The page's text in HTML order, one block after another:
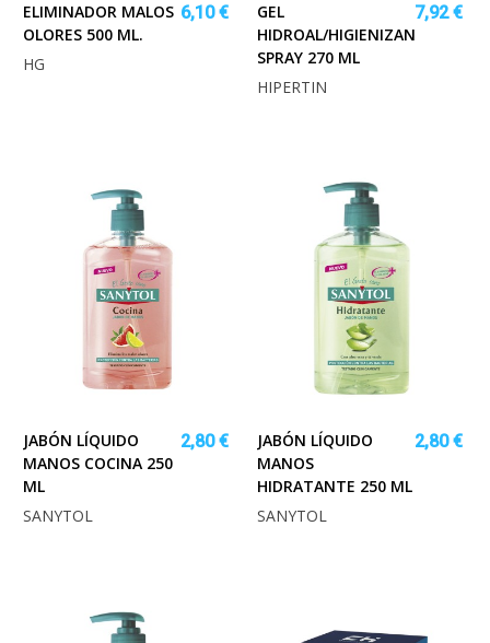
ELIMINADOR MALOS
OLORES 500 ML.
6,10 €
HG
GEL
HIDROAL/HIGIENIZANTE
SPRAY 270 ML
7,92 €
HIPERTIN
JABÓN LÍQUIDO
MANOS COCINA 250
ML
2,80 €
SANYTOL
JABÓN LÍQUIDO
MANOS
HIDRATANTE 250 ML
2,80 €
SANYTOL